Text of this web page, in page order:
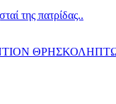
της πατρίδας..